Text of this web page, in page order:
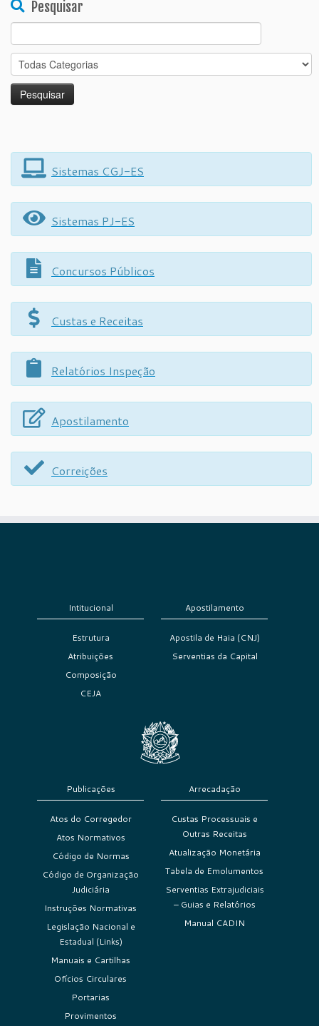
Pesquisar
Search
for:
Sistemas CGJ-ES
Sistemas PJ-ES
Concursos Públicos
Custas e Receitas
Relatórios Inspeção
Apostilamento
Correições
Intitucional
Estrutura
Atribuições
Composição
CEJA
Apostilamento
Apostila de Haia (CNJ)
Serventias da Capital
Publicações
Atos do Corregedor
Atos Normativos
Código de Normas
Código de Organização
Judiciária
Instruções Normativas
Legislação Nacional e
Estadual (Links)
Manuais e Cartilhas
Ofícios Circulares
Portarias
Provimentos
Arrecadação
Custas Processuais e
Outras Receitas
Atualização Monetária
Tabela de Emolumentos
Serventias Extrajudiciais
– Guias e Relatórios
Manual CADIN